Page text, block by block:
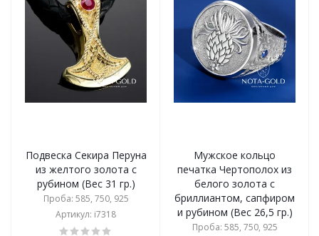
Подвеска Секира Перуна
из желтого золота с
рубином (Вес 31 гр.)
Проба: 585, 750, 925
Артикул: i7318
Мужское кольцо
печатка Чертополох из
белого золота с
бриллиантом, сапфиром
и рубином (Вес 26,5 гр.)
Проба: 585, 750, 925